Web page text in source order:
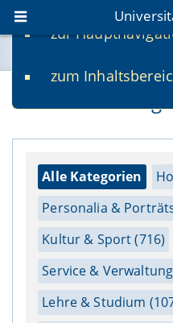
zur
zum
www.uni-
fis.uni-
Alle Kategorien
Personalia &
Kultur & Sport (716)
Service &
Lehre & Studium